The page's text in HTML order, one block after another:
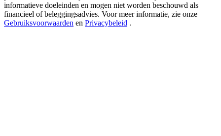
Precious Metals Trading Carnival
Trade Gold & Silver · 33,333 USDT Bonus
informatieve doeleinden en mogen niet worden beschouwd als
financieel of beleggingsadvies. Voor meer informatie, zie onze
Gebruiksvoorwaarden en Privacybeleid .